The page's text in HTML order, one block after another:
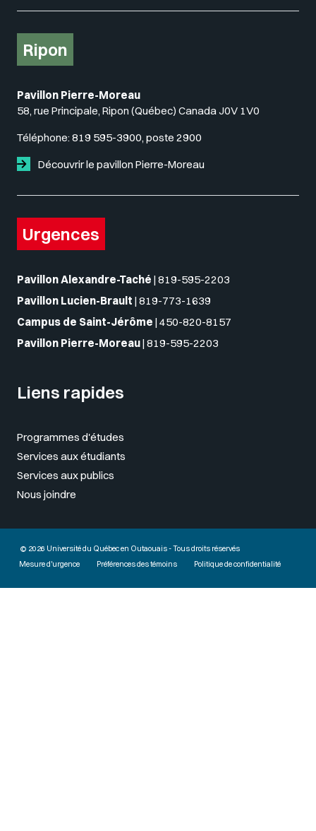
Ripon
Pavillon Pierre-Moreau
58, rue Principale, Ripon (Québec) Canada J0V 1V0
Téléphone: 819 595-3900, poste 2900
Découvrir le pavillon Pierre-Moreau
Urgences
Pavillon Alexandre-Taché | 819-595-2203
Pavillon Lucien-Brault | 819-773-1639
Campus de Saint-Jérôme | 450-820-8157
Pavillon Pierre-Moreau| 819-595-2203
Liens rapides
Programmes d'études
Services aux étudiants
Services aux publics
Nous joindre
© 2026 Université du Québec en Outaouais - Tous droits réservés
Mesure d'urgence
Préférences des témoins Politique de confidentialité